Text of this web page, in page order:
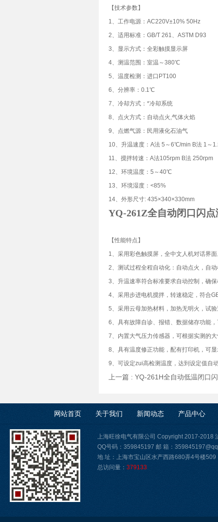
【技术参数】
1、工作电源：AC220V±10% 50Hz
2、适用标准：GB/T 261、ASTM D93
3、显示方式：全彩触摸显示屏
4、测温范围：室温～380℃
5、温度检测：进口PT100
6、分辨率：0.1℃
7、冷却方式：*冷却系统
8、点火方式：自动点火,气体火焰
9、点燃气源：民用液化石油气
10、升温速度：A法 5～6℃/min B法 1～
11、搅拌转速：A法105rpm B法 250rpm
12、环境温度：5～40℃
13、环境湿度：<85%
14、外形尺寸: 435×340×330mm
YQ-261Z全自动闭口闪
【性能特点】
1、采用彩色触摸屏，全中文人机对话界
2、测试过程全程自动化：自动点火，自
3、升温速率符合标准要求自动控制，确
4、采用步进电机搅拌，转速稳定，符合
5、采用云母加热材料，加热无明火，试
6、具有故障自诊、报错、数据储存功能
7、内置大气压力传感器，可根据实测的
8、具有温度修正功能，配有打印机，可
9、可设定zui高检测温度，达到设定值自
上一篇 : YQ-261H全自动低温闭口
网站首页 关于我们 新闻动态 产品中心
上海旺徐电气有限公司 Copyright 2017-2018
QQ号码：359845197 邮 箱：
地 址：上海市宝山区水产西路680弄4号楼509
总访问量： 379133